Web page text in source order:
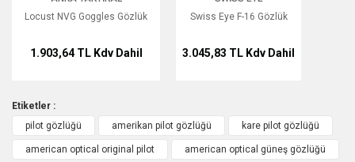
Yorum Yaz
Locust NVG Goggles Gözlük
1.903,64 TL Kdv Dahil
Swiss Eye F-16 Gözlük
3.045,83 TL Kdv Dahil
Etiketler :
pilot gözlüğü
amerikan pilot gözlüğü kare pilot gözlüğü
american optical original pilot american optical güneş gözlüğü